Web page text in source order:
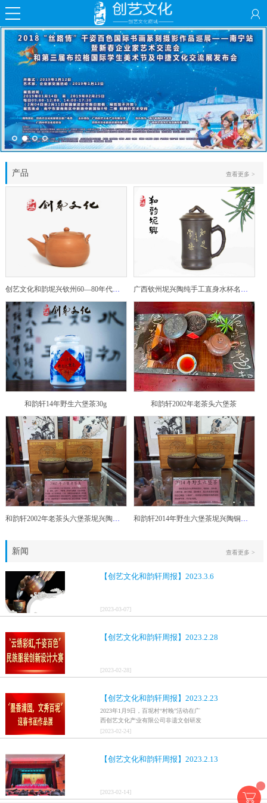
产品 查看更多 >
创艺文化和韵坭兴钦州60—80年代坭兴陶老壶——玉奎壶 广西钦州坭兴陶纯手工直身水杯名家陶瓷大师紫砂建水紫陶
和韵轩14年野生六堡茶30g 和韵轩2002年老茶头六堡茶
和韵轩2002年老茶头六堡茶坭兴陶铜鼓茶罐 和韵轩2014年野生六堡茶坭兴陶铜鼓茶罐
新闻
【创艺文化和韵轩周报】2023.3.6
[2023-03-07]
【创艺文化和韵轩周报】2023.2.28
[2023-02-28]
【创艺文化和韵轩周报】2023.2.23
2023年1月9日，百坭村“村晚”活动在广
西创艺文化产业有限公司非遗文创研发
基地、百色市乐业县百坭壮族织布技艺
传承创意基地正式开启，活动紧扣“启航
村特色设计舞美，突出乡村文艺新体
[2023-02-24]
【创艺文化和韵轩周报】2023.2.13
[2023-02-14]
查看更多 >